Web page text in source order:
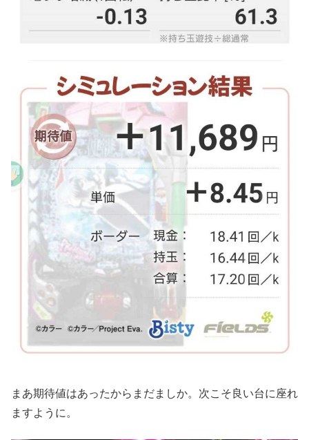
まあ期待値はあったからまだましか。次こそ良い台に座れ
ますように。